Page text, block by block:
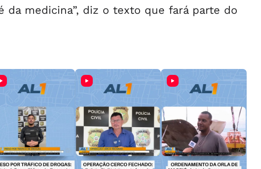
da medicina”, diz o texto que fará parte do